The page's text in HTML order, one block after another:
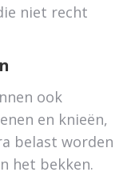
niet recht
ook
en knieën,
belast worden
het bekken.